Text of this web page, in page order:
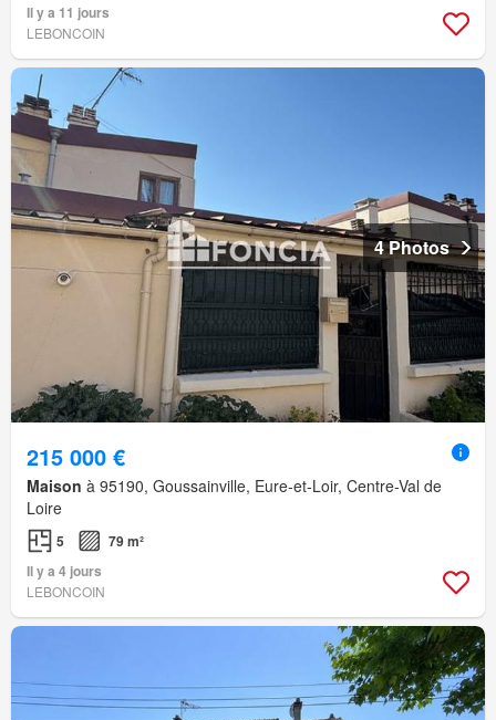
Il y a 11 jours
LEBONCOIN
4 Photos
215 000 €
Maison à 95190, Goussainville, Eure-et-Loir, Centre-Val de
Loire
5
79 m²
Il y a 4 jours
LEBONCOIN